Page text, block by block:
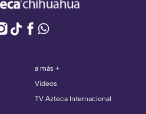
a más +
Videos
TV Azteca Internacional